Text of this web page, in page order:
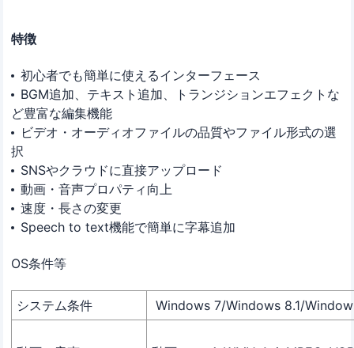
特徴
初心者でも簡単に使えるインターフェース
BGM追加、テキスト追加、トランジションエフェクトな
ど豊富な編集機能
ビデオ・オーディオファイルの品質やファイル形式の選
択
SNSやクラウドに直接アップロード
動画・音声プロパティ向上
速度・長さの変更
Speech to text機能で簡単に字幕追加
OS条件等
システム条件 Windows 7/Windows 8.1/